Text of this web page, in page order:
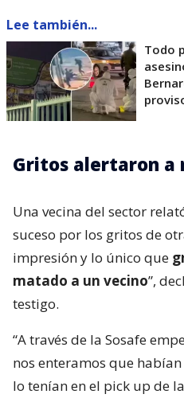
Lee también...
Todo
Gritos alertaron a
Una vecina del sector
suceso por los gritos de
impresión y lo único que
matado a un vecino”,
testigo.
“A través de la Sosafe
nos enteramos que
lo tenían en el pick up de